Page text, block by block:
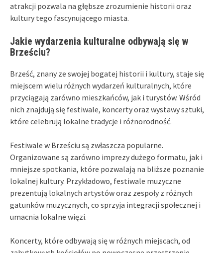
atrakcji pozwala na głębsze zrozumienie historii oraz
kultury tego fascynującego miasta.
Jakie wydarzenia kulturalne odbywają się w
Brześciu?
Brześć, znany ze swojej bogatej historii i kultury, staje się
miejscem wielu różnych wydarzeń kulturalnych, które
przyciągają zarówno mieszkańców, jak i turystów. Wśród
nich znajdują się festiwale, koncerty oraz wystawy sztuki,
które celebrują lokalne tradycje i różnorodność.
Festiwale w Brześciu są zwłaszcza popularne.
Organizowane są zarówno imprezy dużego formatu, jak i
mniejsze spotkania, które pozwalają na bliższe poznanie
lokalnej kultury. Przykładowo, festiwale muzyczne
prezentują lokalnych artystów oraz zespoły z różnych
gatunków muzycznych, co sprzyja integracji społecznej i
umacnia lokalne więzi.
Koncerty, które odbywają się w różnych miejscach, od